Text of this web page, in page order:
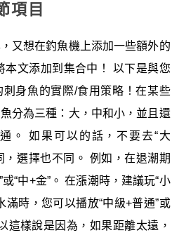
項目
又想在釣魚機上添加一些額外的
本文添加到集合中！ 以下是與您
身魚的實際/食用策略！在某些
分為三種：大，中和小，並且還
。 如果可以的話，不要去“大
，選擇也不同。 例如，在退潮期
“中+金”。 在漲潮時，建議玩“小
滿時，您可以播放“中級+普通”或
這樣說是因為，如果距離太遠，